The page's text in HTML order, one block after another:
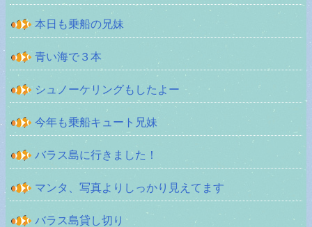
本日も乗船の兄妹
青い海で３本
シュノーケリングもしたよー
今年も乗船キュート兄妹
バラス島に行きました！
マンタ、写真よりしっかり見えてます
バラス島貸し切り